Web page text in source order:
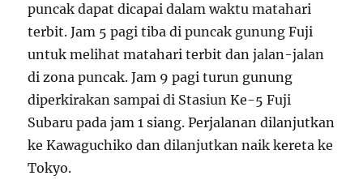
puncak dapat dicapai dalam waktu matahari
terbit. Jam 5 pagi tiba di puncak gunung Fuji
untuk melihat matahari terbit dan jalan-jalan
di zona puncak. Jam 9 pagi turun gunung
diperkirakan sampai di Stasiun Ke-5 Fuji
Subaru pada jam 1 siang. Perjalanan dilanjutkan
ke Kawaguchiko dan dilanjutkan naik kereta ke
Tokyo.